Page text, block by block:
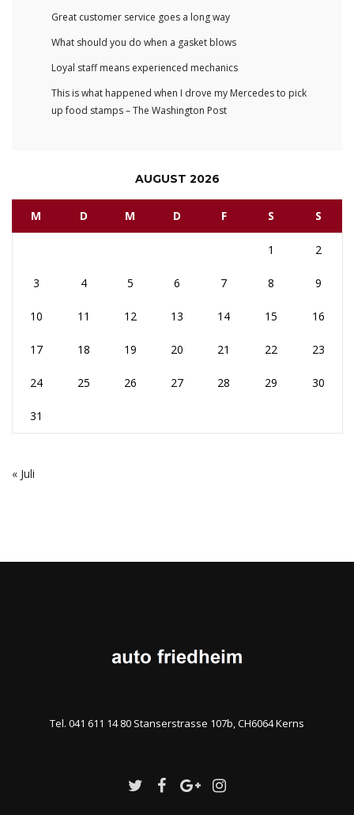
Great customer service goes a long way
What should you do when a gasket blows
Loyal staff means experienced mechanics
This is what happened when I drove my Mercedes to pick
up food stamps – The Washington Post
AUGUST 2026
M D M D F S S
1 2
3 4 5 6 7 8 9
10 11 12 13 14 15 16
17 18 19 20 21 22 23
24 25 26 27 28 29 30
31
« Juli
Tel. 041 611 14 80 Stanserstrasse 107b, CH6064 Kerns